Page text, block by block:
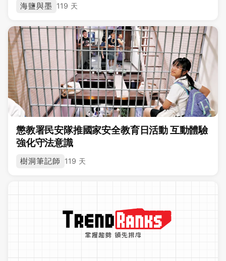
海鹽與墨 119 天
懲教署民安隊推國家安全教育日活動 互動體驗
強化守法意識
樹洞筆記師 119 天